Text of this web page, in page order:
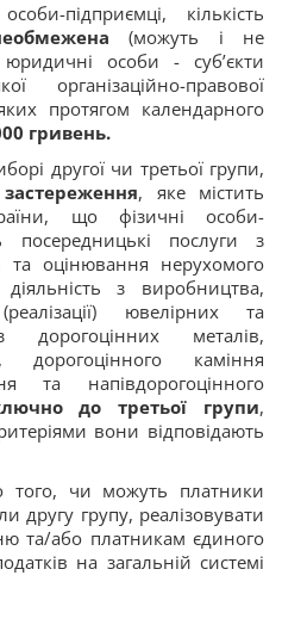
підприємці, кількість
(можуть і не
особи - суб’єкти
організаційно-правової
протягом календарного
гривень.
другої чи третьої групи,
застереження, яке містить
що фізичні особи-
посередницькі послуги з
та оцінювання нерухомого
з виробництва,
ювелірних та
металів,
дорогоцінного каміння
та напівдорогоцінного
до третьої групи,
вони відповідають
того, чи можуть платники
другу групу, реалізовувати
та/або платникам єдиного
на загальній системі